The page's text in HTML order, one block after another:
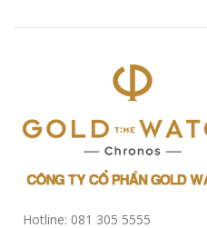
Hotline: 081 305 5555